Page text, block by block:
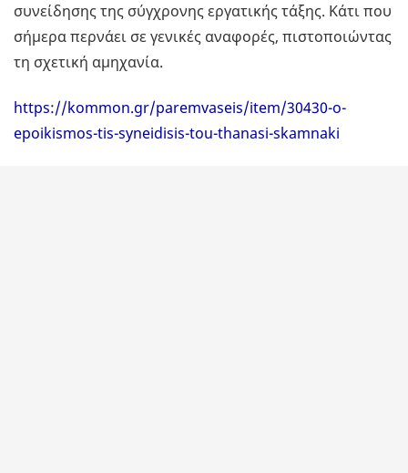
συνείδησης της σύγχρονης εργατικής τάξης. Κάτι που
σήμερα περνάει σε γενικές αναφορές, πιστοποιώντας
τη σχετική αμηχανία.
https://kommon.gr/paremvaseis/item/30430-o-
epoikismos-tis-syneidisis-tou-thanasi-skamnaki